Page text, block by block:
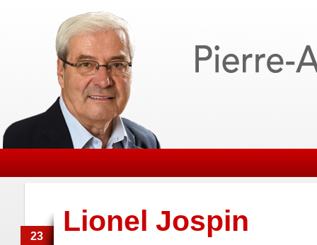
Lionel Jospin
23